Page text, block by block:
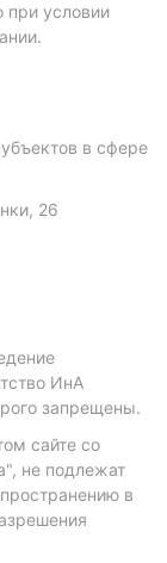
при условии
в сфере
26
ИнА
запрещены.
сайте со
не подлежат
в